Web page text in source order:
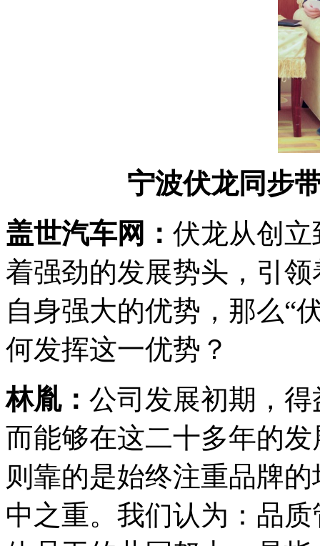
宁波伏龙同步
盖世汽车网： 伏龙从创
着强劲的发展势头，引
自身强大的优势，那么“
何发挥这一优势？
林胤： 公司发展初期，
而能够在这二十多年的
则靠的是始终注重品牌
中之重。我们认为：品